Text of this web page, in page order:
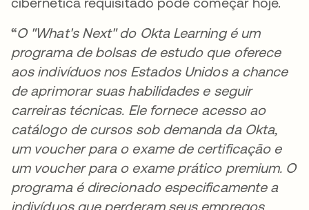
“O "What's Next" do Okta Learning é um
programa de bolsas de estudo que oferece
aos indivíduos nos Estados Unidos a chance
de aprimorar suas habilidades e seguir
carreiras técnicas. Ele fornece acesso ao
catálogo de cursos sob demanda da Okta,
um voucher para o exame de certificação e
um voucher para o exame prático premium. O
programa é direcionado especificamente a
indivíduos que perderam seus empregos